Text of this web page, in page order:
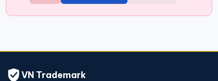
VN Trademark